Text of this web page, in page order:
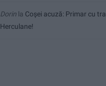
Dorin la Coșei acuză: Primar cu
Herculane!